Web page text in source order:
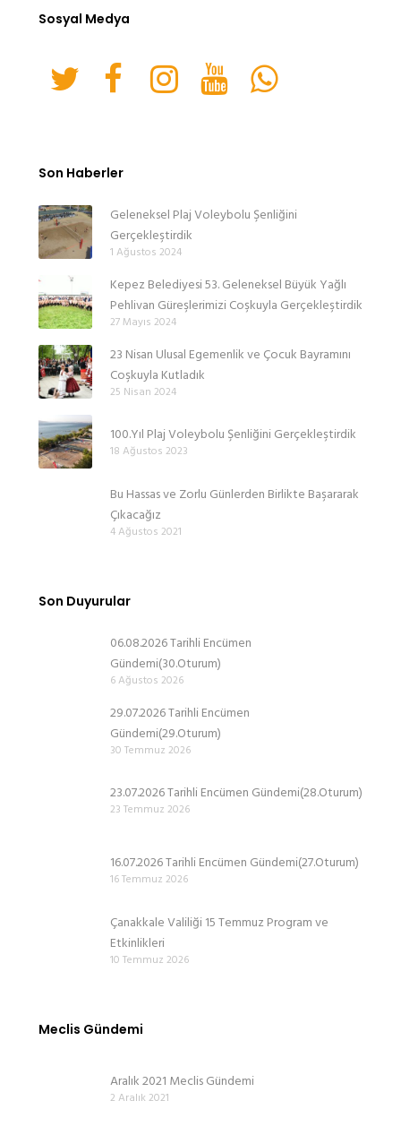
Sosyal Medya
Son Haberler
Geleneksel Plaj Voleybolu Şenliğini
Gerçekleştirdik
1 Ağustos 2024
Kepez Belediyesi 53. Geleneksel Büyük Yağlı
Pehlivan Güreşlerimizi Coşkuyla Gerçekleştirdik
27 Mayıs 2024
23 Nisan Ulusal Egemenlik ve Çocuk Bayramını
Coşkuyla Kutladık
25 Nisan 2024
100.Yıl Plaj Voleybolu Şenliğini Gerçekleştirdik
18 Ağustos 2023
Bu Hassas ve Zorlu Günlerden Birlikte Başararak
Çıkacağız
4 Ağustos 2021
Son Duyurular
06.08.2026 Tarihli Encümen
Gündemi(30.Oturum)
6 Ağustos 2026
29.07.2026 Tarihli Encümen
Gündemi(29.Oturum)
30 Temmuz 2026
23.07.2026 Tarihli Encümen Gündemi(28.Oturum)
23 Temmuz 2026
16.07.2026 Tarihli Encümen Gündemi(27.Oturum)
16 Temmuz 2026
Çanakkale Valiliği 15 Temmuz Program ve
Etkinlikleri
10 Temmuz 2026
Meclis Gündemi
Aralık 2021 Meclis Gündemi
2 Aralık 2021